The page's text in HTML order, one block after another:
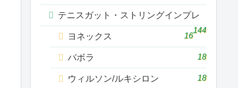
テニスガット・ストリングインプレ
144
ヨネックス 16
バボラ 18
ウィルソン/ルキシロン 18